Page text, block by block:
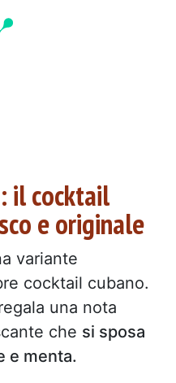
il cocktail
e originale
variante
cocktail cubano.
una nota
che si sposa
e menta.